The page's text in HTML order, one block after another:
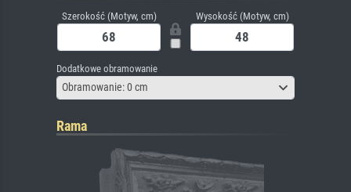
Szerokość (Motyw, cm) Wysokość (Motyw, cm)
Dodatkowe obramowanie
Obramowanie: 0 cm
Rama